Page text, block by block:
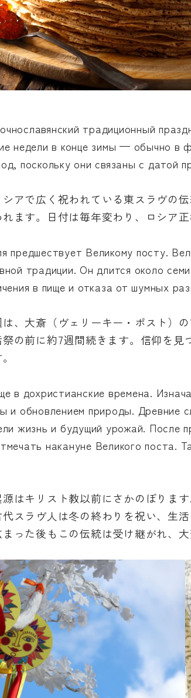
традиционный
недели в конце зимы — обычно в
поскольку они связаны с датой
アで広く祝われている東スラヴの
ます。日付は毎年変わり、ロシア
предшествует Великому посту.
традиции. Он длится около
в пище и отказа от шумных
、大斎（ヴェリーキー・ポスト）
の前に約7週間続きます。信仰を
в дохристианские времена.
и обновлением природы. Древние
жизнь и будущий урожай. После
накануне Великого поста.
はキリスト教以前にさかのぼりま
スラヴ人は冬の終わりを祝い、生
った後もこの伝統は受け継がれ、